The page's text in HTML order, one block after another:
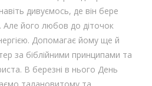
дивуємось, де він бере
Але його любов до діточок
Допомагає йому ще й
за біблійними принципами та
В березні в нього День